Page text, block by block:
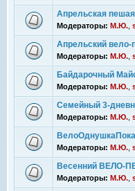
Апрельская
Модераторы: М.Ю.
Апрельский вело-
Модераторы: М.Ю.
Байдарочный
Модераторы: М.Ю.
Семейный 3-
Модераторы: М.Ю.
Модераторы: М.Ю.
Весенний ВЕЛО-
Модераторы: М.Ю.